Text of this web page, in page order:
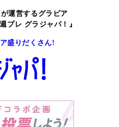
運営するグラビア
プレ グラジャパ！』
盛りだくさん!